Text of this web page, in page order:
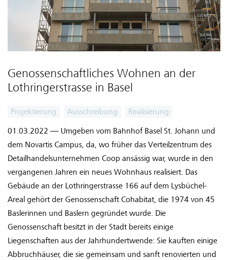
Genossenschaftliches Wohnen an der
Lothringerstrasse in Basel
Projektierung Ausschreibung Realisierung
01.03.2022 — Umgeben vom Bahnhof Basel St. Johann und
dem Novartis Campus, da, wo früher das Verteilzentrum des
Detailhandelsunternehmen Coop ansässig war, wurde in den
vergangenen Jahren ein neues Wohnhaus realisiert. Das
Gebäude an der Lothringerstrasse 166 auf dem Lysbüchel-
Areal gehört der Genossenschaft Cohabitat, die 1974 von 45
Baslerinnen und Baslern gegründet wurde. Die
Genossenschaft besitzt in der Stadt bereits einige
Liegenschaften aus der Jahrhundertwende: Sie kauften einige
Abbruchhäuser, die sie gemeinsam und sanft renovierten und